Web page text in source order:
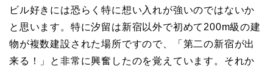
ビル好きには恐らく特に想い入れが強いのではないか
と思います。特に汐留は新宿以外で初めて200m級の建
物が複数建設された場所ですので、「第二の新宿が出
来る！」と非常に興奮したのを覚えています。それか